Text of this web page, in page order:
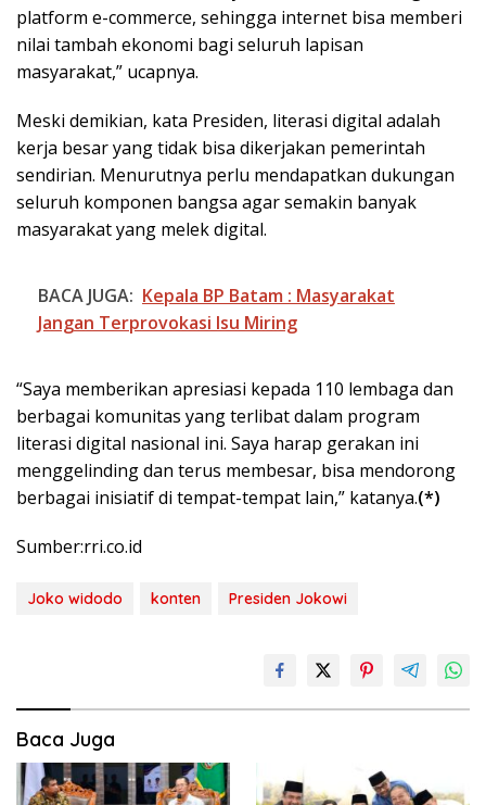
platform e-commerce, sehingga internet bisa memberi
nilai tambah ekonomi bagi seluruh lapisan
masyarakat,” ucapnya.
Meski demikian, kata Presiden, literasi digital adalah
kerja besar yang tidak bisa dikerjakan pemerintah
sendirian. Menurutnya perlu mendapatkan dukungan
seluruh komponen bangsa agar semakin banyak
masyarakat yang melek digital.
BACA JUGA: Kepala BP Batam : Masyarakat
Jangan Terprovokasi Isu Miring
“Saya memberikan apresiasi kepada 110 lembaga dan
berbagai komunitas yang terlibat dalam program
literasi digital nasional ini. Saya harap gerakan ini
menggelinding dan terus membesar, bisa mendorong
berbagai inisiatif di tempat-tempat lain,” katanya.(*)
Sumber:rri.co.id
Joko widodo konten Presiden Jokowi
Baca Juga